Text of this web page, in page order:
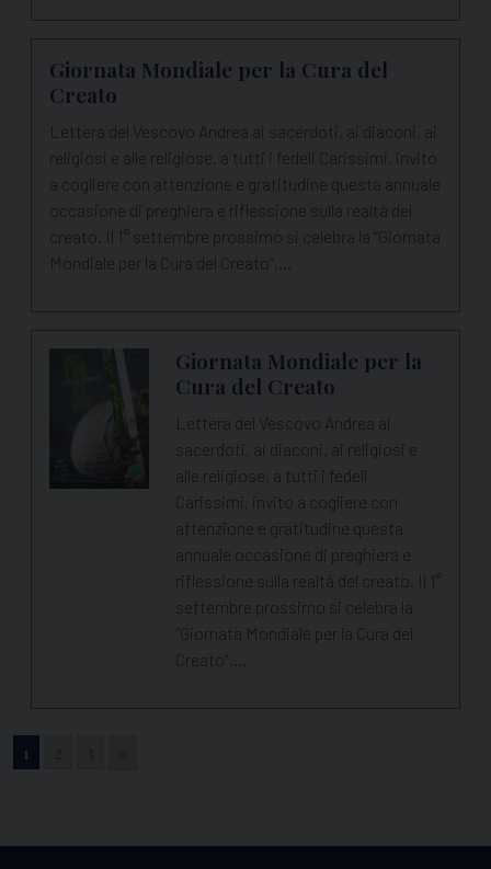
Giornata Mondiale per la Cura del
Creato
Lettera del Vescovo Andrea ai sacerdoti, ai diaconi, ai
religiosi e alle religiose, a tutti i fedeli Carissimi, invito
a cogliere con attenzione e gratitudine questa annuale
occasione di preghiera e riflessione sulla realtà del
creato. Il 1° settembre prossimo si celebra la “Giornata
Mondiale per la Cura del Creato”,…
Giornata Mondiale per la
Cura del Creato
Lettera del Vescovo Andrea ai
sacerdoti, ai diaconi, ai religiosi e
alle religiose, a tutti i fedeli
Carissimi, invito a cogliere con
attenzione e gratitudine questa
annuale occasione di preghiera e
riflessione sulla realtà del creato. Il 1°
settembre prossimo si celebra la
“Giornata Mondiale per la Cura del
Creato”,…
1